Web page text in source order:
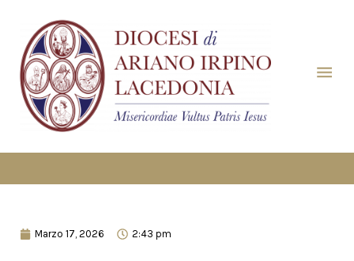
Marzo 17, 2026 2:43 pm